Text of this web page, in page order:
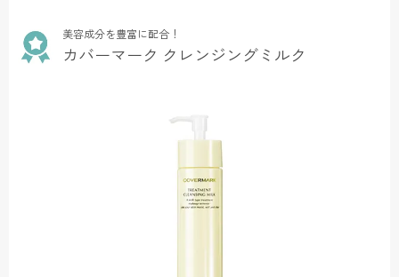
美容成分を豊富に配合！
カバーマーク クレンジングミルク